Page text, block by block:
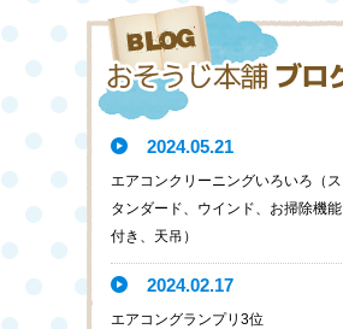
2024.05.21
エアコンクリーニングいろいろ（ス
タンダード、ウインド、お掃除機能
付き、天吊）
2024.02.17
エアコングランプリ3位